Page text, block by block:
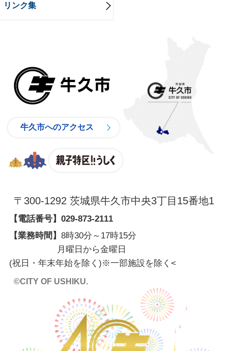
リンク集
牛久市へのアクセス
〒300-1292 茨城県牛久市中央3丁目15番地1
【電話番号】 029-873-2111
【業務時間】 8時30分～17時15分
月曜日から金曜日
(祝日・年末年始を除く)※一部施設を除く <
©CITY OF USHIKU.